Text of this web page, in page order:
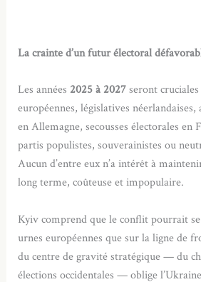
La crainte d’un futur électoral
Les années 2025 à 2027seront
européennes, législatives néerlandaises,
en Allemagne, secousses électorales en
partis populistes, souverainistes ou
Aucun d’entre eux n’a intérêt à
long terme, coûteuse et impopulaire.
Kyiv comprend que le conflit pourrait
urnes européennes que sur la ligne de
du centre de gravité stratégique — du
élections occidentales — oblige